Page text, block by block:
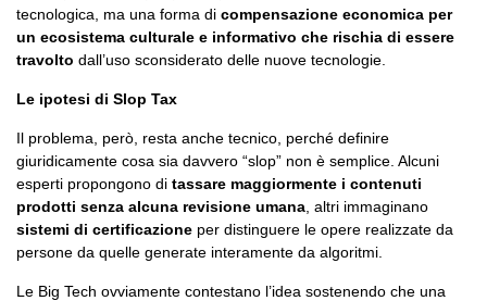
tecnologica, ma una forma di compensazione economica per
un ecosistema culturale e informativo che rischia di essere
travolto dall’uso sconsiderato delle nuove tecnologie.
Le ipotesi di Slop Tax
Il problema, però, resta anche tecnico, perché definire
giuridicamente cosa sia davvero “slop” non è semplice. Alcuni
esperti propongono di tassare maggiormente i contenuti
prodotti senza alcuna revisione umana , altri immaginano
sistemi di certificazione per distinguere le opere realizzate da
persone da quelle generate interamente da algoritmi.
Le Big Tech ovviamente contestano l’idea sostenendo che una